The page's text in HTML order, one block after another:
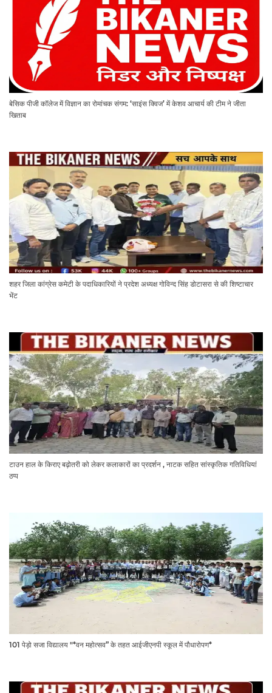
बेसिक पीजी कॉलेज में विज्ञान का रोमांचक संगम: ‘साइंस क्विज’ में केशव आचार्य की टीम ने जीता
खिताब
शहर जिला कांग्रेस कमेटी के पदाधिकारियों ने प्रदेश अध्यक्ष गोविन्द सिंह डोटासरा से की शिष्टाचार
भेंट
टाउन हाल के किराए बढ़ोतरी को लेकर कलाकारों का प्रदर्शन , नाटक सहित सांस्कृतिक गतिविधियां
ठप्प
101 पेड़ो सजा विद्यालय "*वन महोत्सव” के तहत आईजीएनपी स्कूल में पौधारोपण*